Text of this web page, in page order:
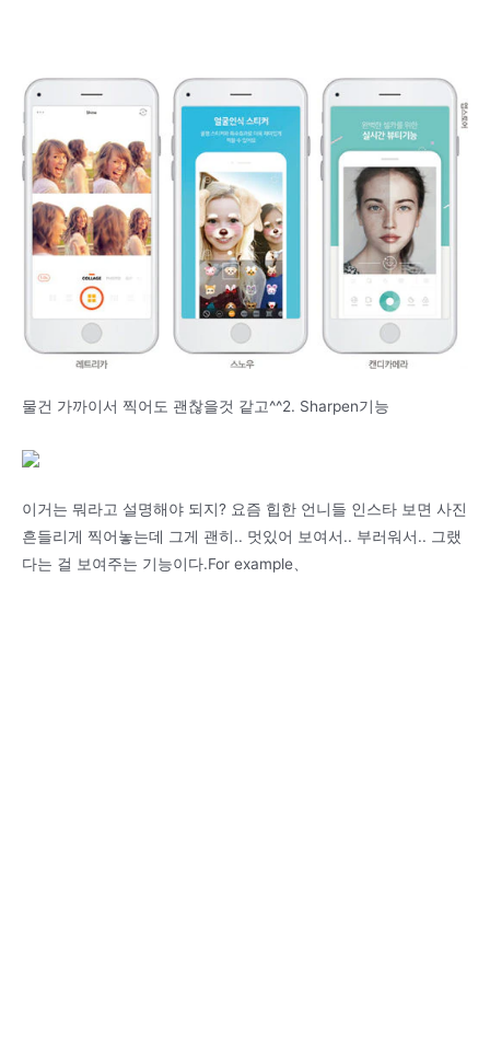
물건 가까이서 찍어도 괜찮을것 같고^^2. Sharpen기능
이거는 뭐라고 설명해야 되지? 요즘 힙한 언니들 인스타 보면 사진
흔들리게 찍어놓는데 그게 괜히.. 멋있어 보여서.. 부러워서.. 그랬
다는 걸 보여주는 기능이다.For example、